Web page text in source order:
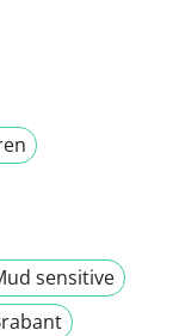
sensitive